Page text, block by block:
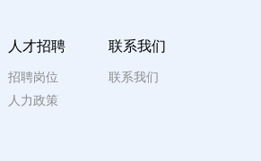
人才招聘
招聘岗位
人力政策
联系我们
联系我们